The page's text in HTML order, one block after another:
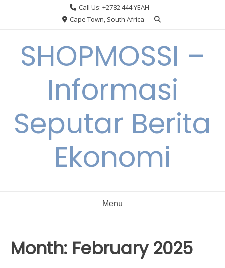
Call Us: +2782 444 YEAH
Cape Town, South Africa
SHOPMOSSI –
Informasi
Seputar Berita
Ekonomi
Menu
Month: February 2025